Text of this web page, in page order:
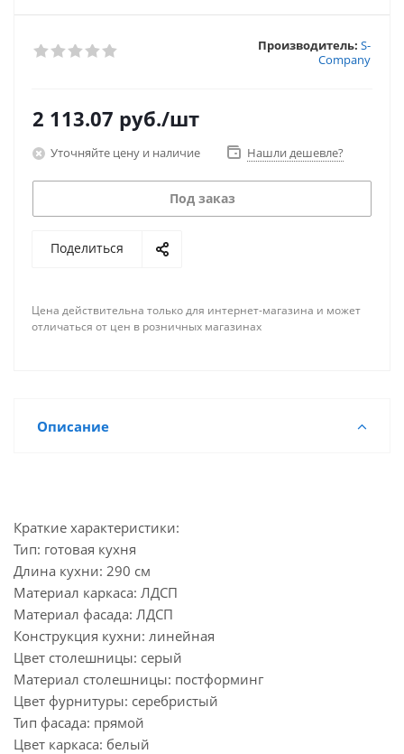
Производитель: S-
Company
2 113.07 руб./шт
Уточняйте цену и наличие Нашли дешевле?
Под заказ
Поделиться
Цена действительна только для интернет-магазина и может
отличаться от цен в розничных магазинах
Описание
Краткие характеристики:
Тип: готовая кухня
Длина кухни: 290 см
Материал каркаса: ЛДСП
Материал фасада: ЛДСП
Конструкция кухни: линейная
Цвет столешницы: серый
Материал столешницы: постформинг
Цвет фурнитуры: серебристый
Тип фасада: прямой
Цвет каркаса: белый